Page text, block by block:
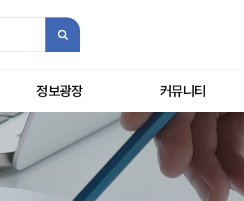
검색
정보광장 커뮤니티